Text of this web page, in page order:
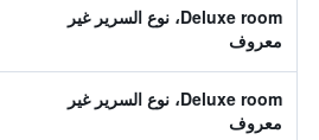
Deluxe room، نوع السرير غير
معروف
Deluxe room، نوع السرير غير
معروف